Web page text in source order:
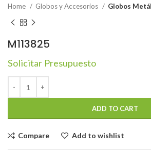
Home Globos y Accesorios Globos
M113825
Solicitar Presupuesto
ADD TO CART
Compare Add to wishlist